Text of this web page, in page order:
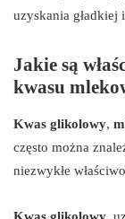
uzyskania gładkiej
Jakie są
kwasu
Kwas glikolowy,
często można
niezwykłe
Kwas glikolowy,